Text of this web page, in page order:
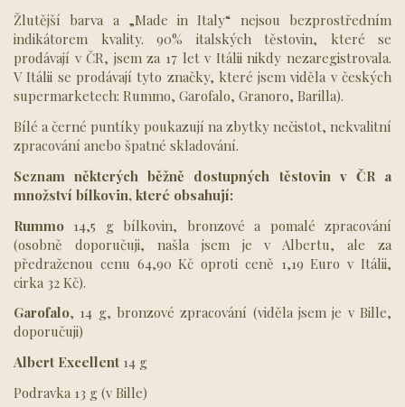
Žlutější barva a „Made in Italy“ nejsou bezprostředním
indikátorem kvality. 90% italských těstovin, které se
prodávají v ČR, jsem za 17 let v Itálii nikdy nezaregistrovala.
V Itálii se prodávají tyto značky, které jsem viděla v českých
supermarketech: Rummo, Garofalo, Granoro, Barilla).
Bílé a černé puntíky poukazují na zbytky nečistot, nekvalitní
zpracování anebo špatné skladování.
Seznam některých běžně dostupných těstovin v ČR a
množství bílkovin, které obsahují:
Rummo 14,5 g bílkovin, bronzové a pomalé zpracování
(osobně doporučuji, našla jsem je v Albertu, ale za
předraženou cenu 64,90 Kč oproti ceně 1,19 Euro v Itálii,
cirka 32 Kč).
Garofalo, 14 g, bronzové zpracování (viděla jsem je v Bille,
doporučuji)
Albert Excellent 14 g
Podravka 13 g (v Bille)